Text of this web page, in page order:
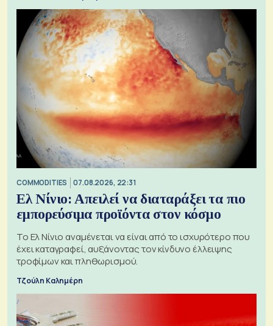
COMMODITIES 07.08.2026, 22:31
Ελ Νίνιο: Απειλεί να διαταράξει τα πιο
εμπορεύσιμα προϊόντα στον κόσμο
Το Ελ Νίνιο αναμένεται να είναι από το ισχυρότερο που
έχει καταγραφεί, αυξάνοντας τον κίνδυνο έλλειψης
τροφίμων και πληθωρισμού.
Τζούλη Καλημέρη